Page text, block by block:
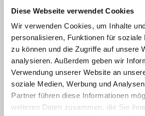
Diese Webseite verwendet Cookies
Wir verwenden Cookies, um Inhalte
personalisieren, Funktionen für soziale
zu können und die Zugriffe auf unsere
analysieren. Außerdem geben wir
Verwendung unserer Website an
soziale Medien, Werbung und
Partner führen diese Informationen
weiteren Daten zusammen, die Sie